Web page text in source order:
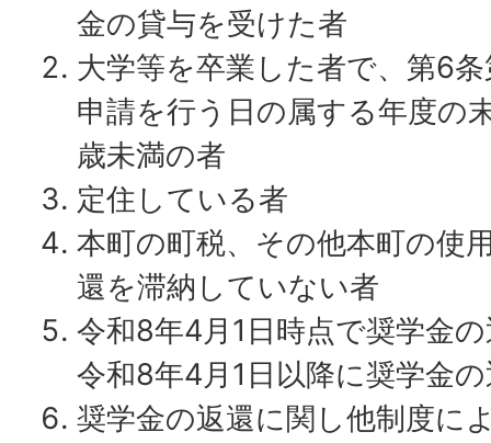
金の貸与を受けた者
大学等を卒業した者で、第6
申請を行う日の属する年度の
歳未満の者
定住している者
本町の町税、その他本町の使
還を滞納していない者
令和8年4月1日時点で奨学金
令和8年4月1日以降に奨学金
奨学金の返還に関し他制度に